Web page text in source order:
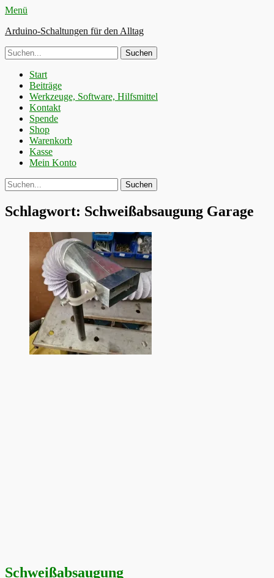
Menü
Arduino-Schaltungen für den Alltag
Suche
nach:
Primäres
Menü
Zum
Inhalt
springen
Start
Beiträge
Werkzeuge, Software, Hilfsmittel
Kontakt
Spende
Shop
Warenkorb
Kasse
Mein Konto
Suchen
Suche
nach:
Schlagwort: Schweißabsaugung Garage
Schweißabsaugung